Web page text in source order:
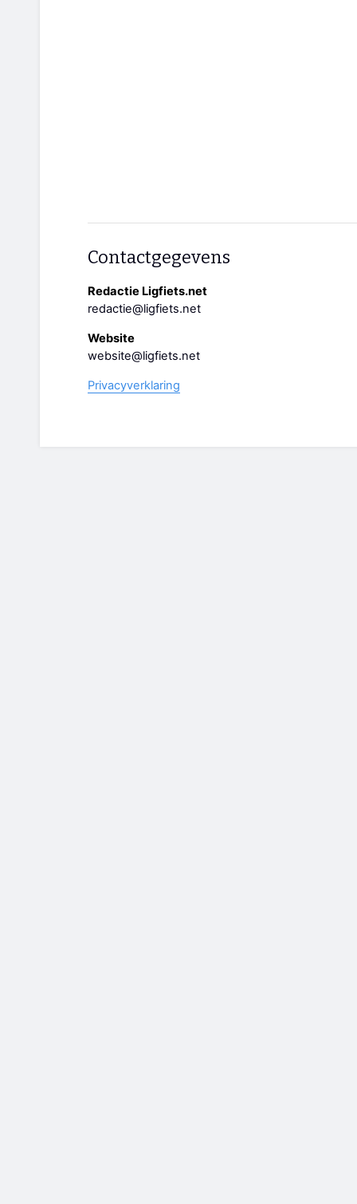
Contactgegevens
Redactie Ligfiets.net
redactie@ligfiets.net
Website
website@ligfiets.net
Privacyverklaring